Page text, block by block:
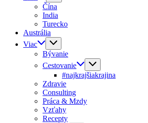
Čína
India
Turecko
Austrália
Viac
Bývanie
Cestovanie
#najkrajšiakrajina
Zdravie
Consulting
Práca & Mzdy
Vzťahy
Recepty